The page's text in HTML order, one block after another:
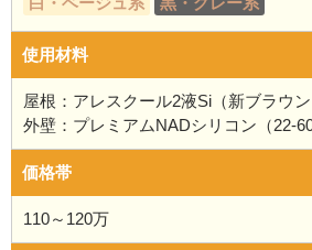
使用材料
屋根：アレスクール2液Si（新ブラウン
外壁：プレミアムNADシリコン（22-
価格帯
110～120万